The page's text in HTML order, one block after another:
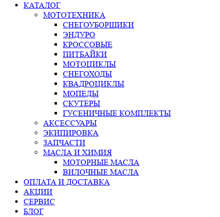
КАТАЛОГ
МОТОТЕХНИКА
СНЕГОУБОРЩИКИ
ЭНДУРО
КРОССОВЫЕ
ПИТБАЙКИ
МОТОЦИКЛЫ
СНЕГОХОДЫ
КВАДРОЦИКЛЫ
МОПЕДЫ
СКУТЕРЫ
ГУСЕНИЧНЫЕ КОМПЛЕКТЫ
АКСЕССУАРЫ
ЭКИПИРОВКА
ЗАПЧАСТИ
МАСЛА И ХИМИЯ
МОТОРНЫЕ МАСЛА
ВИЛОЧНЫЕ МАСЛА
ОПЛАТА И ДОСТАВКА
АКЦИИ
СЕРВИС
БЛОГ